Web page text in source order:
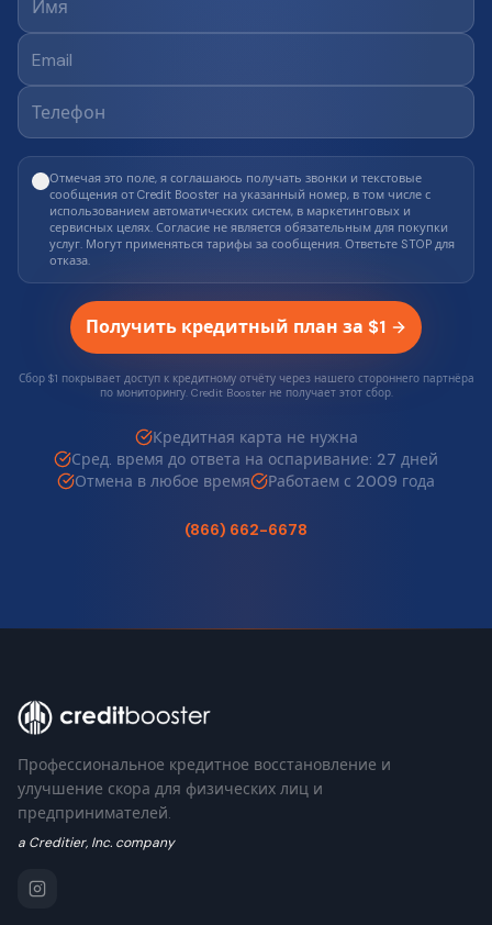
Отмечая это поле, я соглашаюсь получать звонки и текстовые
сообщения от Credit Booster на указанный номер, в том числе с
использованием автоматических систем, в маркетинговых и
сервисных целях. Согласие не является обязательным для покупки
услуг. Могут применяться тарифы за сообщения. Ответьте STOP для
отказа.
Получить кредитный план за $1
Сбор $1 покрывает доступ к кредитному отчёту через нашего стороннего партнёра
по мониторингу. Credit Booster не получает этот сбор.
Кредитная карта не нужна
Сред. время до ответа на оспаривание: 27 дней
Отмена в любое время
Работаем с 2009 года
(866) 662-6678
Профессиональное кредитное восстановление и
улучшение скора для физических лиц и
предпринимателей.
a Creditier, Inc. company